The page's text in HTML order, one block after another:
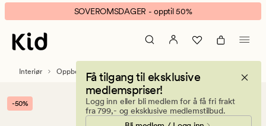
Elly
stablebar
oppbevaringsboks
natur
banner.
Klikk
ESCAPE
pause.
SOVEROMSDAGER - opptil 50%
Få tilgang til eksklusive
medlemspriser!
Logg inn eller bli medlem for å få fri frakt
fra 799,- og eksklusive medlemstilbud.
Interiør Oppbevaring Oppbevaringsbokser
-50%